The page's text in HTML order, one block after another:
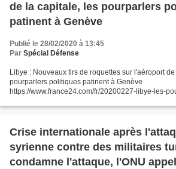
de la capitale, les pourparlers
patinent à Genève
Publié le 28/02/2020 à 13:45
Par Spécial Défense
Libye : Nouveaux tirs de roquettes sur l'aéroport
pourparlers politiques patinent à Genève
https://www.france24.com/fr/20200227-libye-les-
Crise internationale après
syrienne contre des militaires
condamne l'attaque, l'ONU